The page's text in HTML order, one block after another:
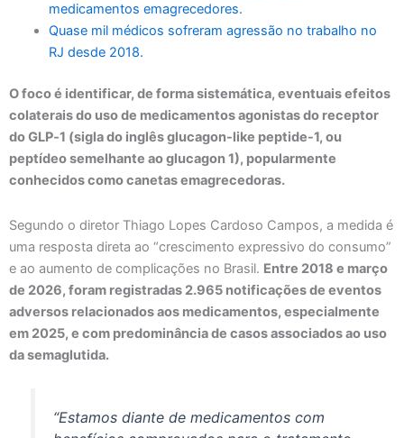
medicamentos emagrecedores.
Quase mil médicos sofreram agressão no trabalho no
RJ desde 2018.
O foco é identificar, de forma sistemática, eventuais efeitos
colaterais do uso de medicamentos agonistas do receptor
do GLP‑1 (sigla do inglês glucagon-like peptide-1, ou
peptídeo semelhante ao glucagon 1), popularmente
conhecidos como canetas emagrecedoras.
Segundo o diretor Thiago Lopes Cardoso Campos, a medida é
uma resposta direta ao “crescimento expressivo do consumo”
e ao aumento de complicações no Brasil. Entre 2018 e março
de 2026, foram registradas 2.965 notificações de eventos
adversos relacionados aos medicamentos, especialmente
em 2025, e com predominância de casos associados ao uso
da semaglutida.
“Estamos diante de medicamentos com